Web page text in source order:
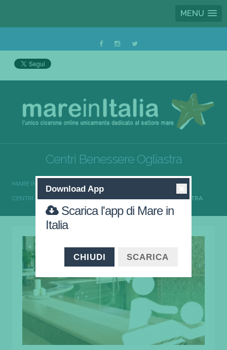
MENU
Centri Benessere Ogliastra
MARE IN ITALIA
CENTRI BENESSERE SARDEGNA CENTRI BENESSERE OGLIASTRA
Download App
Scarica l'app di Mare in
Italia
CHIUDI SCARICA